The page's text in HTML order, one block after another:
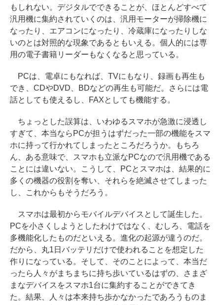
もしれない。デジタルでできることが、ほとんどすべて
汎用機に集約されていくのは、汎用モーターが掃除機に
なったり、エアコンになったり、冷蔵庫になったりしな
いのとは対照的な現象であるともいえる。個人的には専
用の電子書籍リーダーもなくなると思っている。
PCは、電卓にもなれば、TVにもなり、録画も再生も
でき、CDやDVD、BDなどの再生も可能だ。さらには電
話としても使えるし、FAXとしても機能する。
ちょっとした誤算は、いわゆるスマホが急激に浸透し
すぎて、本当ならPCが担うはずだった一部の機能をスマ
ホに持って行かれてしまったところだろうか。もちろ
ん、ある意味で、スマホも立派なPCなので汎用機である
ことには違いない。こうして、PCとスマホは、結果的に
多くの機器の役割を奪い、それらを絶滅させてしまった
し、これからもそうだろう。
スマホは最初からモバイルデバイスとして誕生した。
PCを小さくしようとしたわけではなく、むしろ、電話を
多機能化したものだといえる。進化の起源が違うのだ。
だから、丸1日バッテリだけで使われることを想定した
作りになっている。そして、そのことによって、本当だ
ったら人々がまちまちに持ち歩いているはずの、さまざ
まなデバイスをスマホ1台に集約することができてき
た。結果、人々は本来持ち歩かなかったであろうものま